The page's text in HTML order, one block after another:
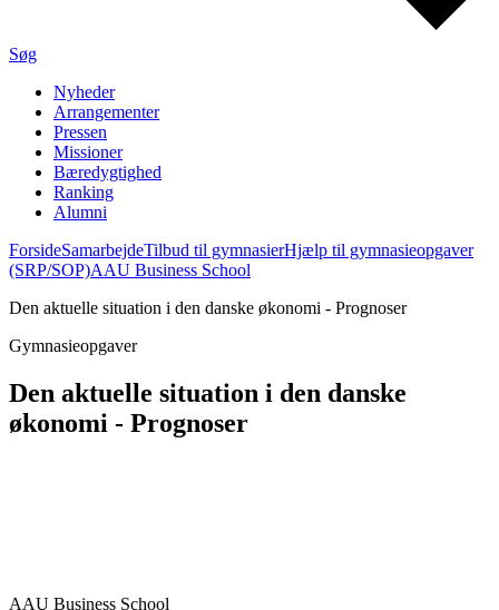
Søg
Nyheder
Arrangementer
Pressen
Missioner
Bæredygtighed
Ranking
Alumni
ForsideSamarbejdeTilbud til gymnasierHjælp til gymnasieopgaver
(SRP/SOP)AAU Business School
Den aktuelle situation i den danske økonomi - Prognoser
Gymnasieopgaver
Den aktuelle situation i den danske
økonomi - Prognoser
AAU Business School